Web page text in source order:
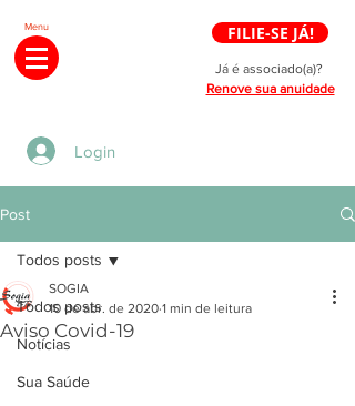
Menu FILIE-SE JÁ!
Já é associado(a)?
Renove sua anuidade
Login
Post
Todos posts
Notícias
Sua Saúde
Todos posts
Aviso Covid-19
SOGIA
10 de abr. de 2020 1 min de leitura